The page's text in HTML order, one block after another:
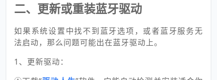
二、更新或重装蓝牙驱动
如果系统设置中找不到蓝牙选项，或者蓝牙服务无
法启动，那么问题可能出在蓝牙驱动上。
1、更新驱动：